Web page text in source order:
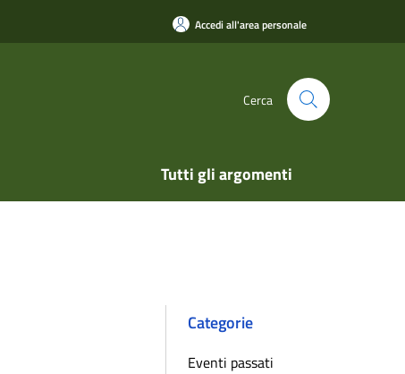
Accedi all'area personale
Cerca
Tutti gli argomenti
Categorie
Eventi passati